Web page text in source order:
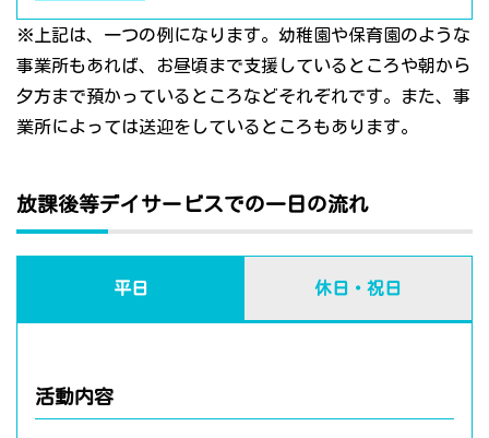
※上記は、一つの例になります。幼稚園や保育園のような
事業所もあれば、お昼頃まで支援しているところや朝から
夕方まで預かっているところなどそれぞれです。また、事
業所によっては送迎をしているところもあります。
放課後等デイサービスでの一日の流れ
平日 休日・祝日
活動内容